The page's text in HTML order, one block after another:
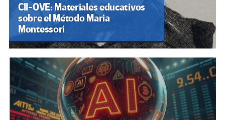
CII-OVE: Materiales educativos
sobre el Método Maria
Montessori